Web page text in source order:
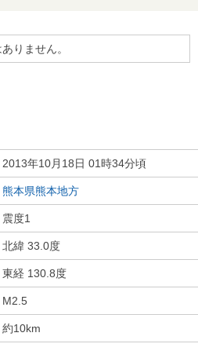
りません。
2013年10月18日 01時34分頃
熊本県熊本地方
震度1
北緯 33.0度
東経 130.8度
M2.5
約10km